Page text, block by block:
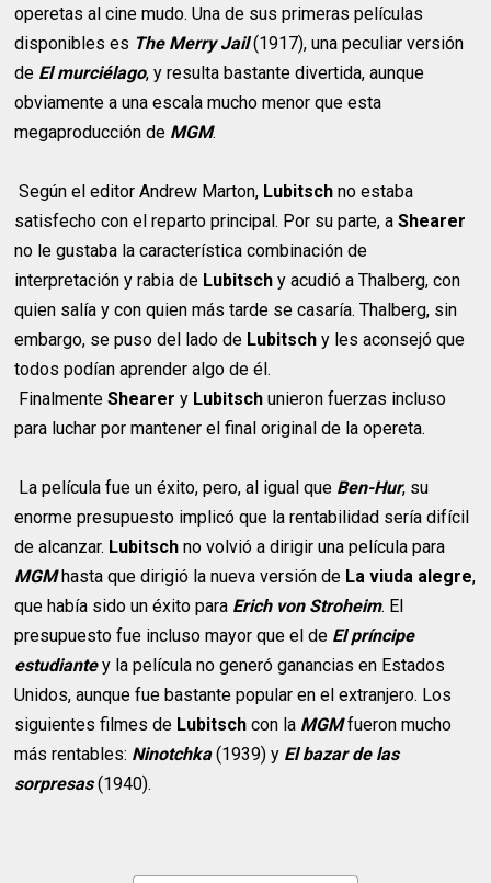
operetas al cine mudo. Una de sus primeras películas
disponibles es The Merry Jail(1917), una peculiar versión
de El murciélago, y resulta bastante divertida, aunque
obviamente a una escala mucho menor que esta
megaproducción de MGM.
Según el editor Andrew Marton, Lubitsch no estaba
satisfecho con el reparto principal. Por su parte, aShearer
no le gustaba la característica combinación de
interpretación y rabia de Lubitsch y acudió a Thalberg, con
quien salía y con quien más tarde se casaría. Thalberg, sin
embargo, se puso del lado de Lubitsch y les aconsejó que
todos podían aprender algo de él.
FinalmenteShearer y Lubitsch unieron fuerzas incluso
para luchar por mantener el final original de la opereta.
La película fue un éxito, pero, al igual que Ben-Hur, su
enorme presupuesto implicó que la rentabilidad sería difícil
de alcanzar. Lubitsch no volvió a dirigir una película para
MGMhasta que dirigió la nueva versión de La viuda alegre,
que había sido un éxito para Erich von Stroheim. El
presupuesto fue incluso mayor que el de El príncipe
estudiantey la película no generó ganancias en Estados
Unidos, aunque fue bastante popular en el extranjero. Los
siguientes filmes de Lubitsch con la MGMfueron mucho
más rentables: Ninotchka(1939) y El bazar de las
sorpresas(1940).